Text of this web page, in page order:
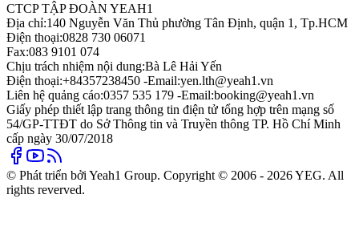
CTCP TẬP ĐOÀN YEAH1
Địa chỉ:140 Nguyễn Văn Thủ phường Tân Định, quận 1, Tp.HCM
Điện thoại:0828 730 06071
Fax:083 9101 074
Chịu trách nhiệm nội dung:Bà Lê Hải Yến
Điện thoại:+84357238450 -Email:yen.lth@yeah1.vn
Liên hệ quảng cáo:0357 535 179 -Email:booking@yeah1.vn
Giấy phép thiết lập trang thông tin điện tử tổng hợp trên mạng số
54/GP-TTĐT do Sở Thông tin và Truyền thông TP. Hồ Chí Minh
cấp ngày 30/07/2018
© Phát triển bởi Yeah1 Group. Copyright © 2006 - 2026 YEG. All
rights reverved.